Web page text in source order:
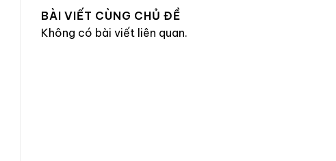
BÀI VIẾT CÙNG CHỦ ĐỀ
Không có bài viết liên quan.